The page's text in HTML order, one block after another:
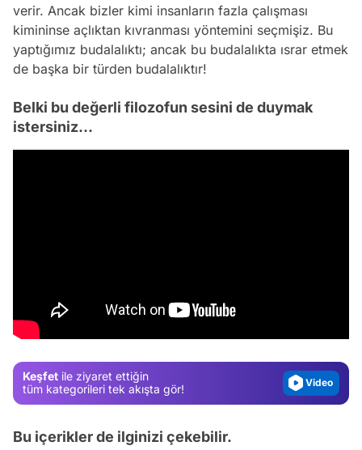
verir. Ancak bizler kimi insanların fazla çalışması
kimininse açlıktan kıvranması yöntemini seçmişiz. Bu
yaptığımız budalalıktı; ancak bu budalalıkta ısrar etmek
de başka bir türden budalalıktır!
Belki bu değerli filozofun sesini de duymak
istersiniz...
Keşfet ile ziyaret ettiğin
tüm kategorileri tek akışta gör!
Video
Bu içerikler de ilginizi çekebilir.